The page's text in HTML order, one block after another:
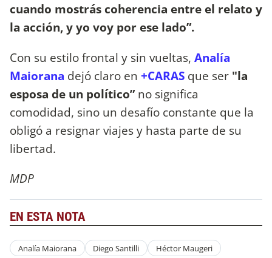
cuando mostrás coherencia entre el relato y
la acción, y yo voy por ese lado”.
Con su estilo frontal y sin vueltas, Analía
Maiorana dejó claro en +CARAS que ser "la
esposa de un político”no significa
comodidad, sino un desafío constante que la
obligó a resignar viajes y hasta parte de su
libertad.
MDP
EN ESTA NOTA
Analía Maiorana Diego Santilli Héctor Maugeri